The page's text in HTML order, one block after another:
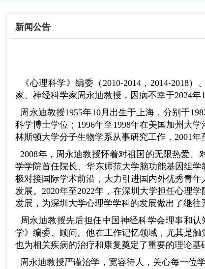
新闻公告
《心理科学》编委（2010-2014，2014-2018
家、神经科学家周永迪教授，因病不幸于2024年
周永迪教授1955年10月出生于上海，分别于
科学博士学位； 1996年至1998年在美国加州大学
林斯顿大学分子生物学系从事研究工作， 2001年
2008年，周永迪教授怀着对祖国的无限热爱、
学学院首任院长、华东师范大学脑功能基因组
极对接国际学术前沿，大力引进国内外优秀青
发展。2020年至2022年，在深圳大学担任心理
发展，为深圳大学心理学学科的发展做出了继往
周 永迪教授先后担任中国神经科学会理事和
学》编委、顾问 。他在工作记忆领域，尤其是
也为相关疾病的治疗和康复奠定了重要的理论基
周永迪教授严谨治学，宽容待人，关心每一位